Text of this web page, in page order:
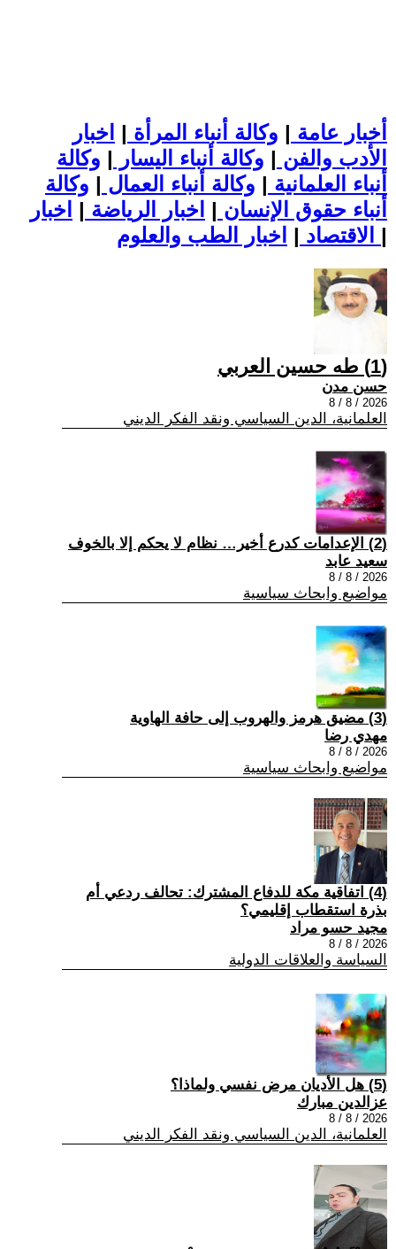
أخبار عامة | وكالة أنباء المرأة | اخبار
الأدب والفن | وكالة أنباء اليسار | وكالة
أنباء العلمانية | وكالة أنباء العمال | وكالة
أنباء حقوق الإنسان | اخبار الرياضة | اخبار
الاقتصاد | |
(1) طه حسين العربي
حسن مدن
2026 / 8 / 8
العلمانية، الدين السياسي ونقد الفكر الديني
(2) الإعدامات كدرع أخير… نظام لا يحكم إلا بالخوف
سعيد عابد
2026 / 8 / 8
مواضيع وابحاث سياسية
(3) مضيق هرمز والهروب إلى حافة الهاوية
مهدي رضا
2026 / 8 / 8
مواضيع وابحاث سياسية
(4) اتفاقية مكة للدفاع المشترك: تحالف ردعي أم
بذرة استقطاب إقليمي؟
مجيد حسو مراد
2026 / 8 / 8
السياسة والعلاقات الدولية
(5) هل الأديان مرض نفسي ولماذا؟
عزالدين مبارك
2026 / 8 / 8
العلمانية، الدين السياسي ونقد الفكر الديني